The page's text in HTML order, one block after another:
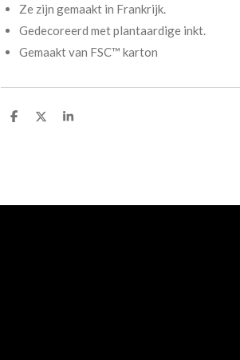
Ze zijn gemaakt in Frankrijk.
Gedecoreerd met plantaardige inkt.
Gemaakt van FSC™ karton
D
D
S